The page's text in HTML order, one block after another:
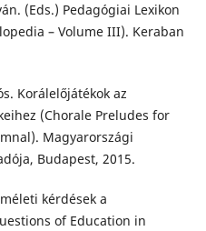
(Eds.) Pedagógiai Lexikon
– Volume III). Keraban
Korálelőjátékok az
(Chorale Preludes for
Magyarországi
Budapest, 2015.
kérdések a
of Education in